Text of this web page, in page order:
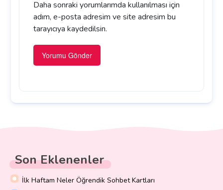
Daha sonraki yorumlarımda kullanılması için
adım, e-posta adresim ve site adresim bu
tarayıcıya kaydedilsin.
Son Eklenenler
İlk Haftam Neler Öğrendik Sohbet Kartları